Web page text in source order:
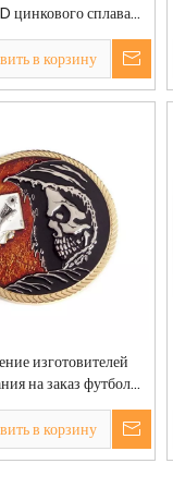
цинкового сплава
серебра, латуни,
монеты,
на заказ, да или нет
монет
в корзину
изготовителей
на заказ футбол
Санта фэн-шуй
монетыв корзину